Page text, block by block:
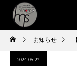
お知らせ
2024.05.27